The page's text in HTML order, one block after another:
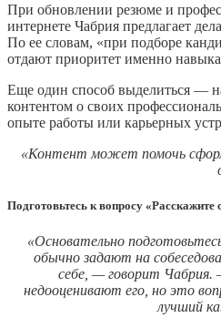
При обновлении резюме и
интернете Чабрия предлагает
По ее словам, «при подборе
отдают приоритет именно
Еще один способ выделиться —
контентом о своих
опыте работы или карьерных
«Контент может помочь
Подготовьтесь к вопросу «Расскажите
«Основательно
обычно задают на
себе, — говорит
недооценивают его, но это
лучший